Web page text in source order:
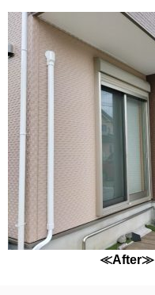
≪After≫